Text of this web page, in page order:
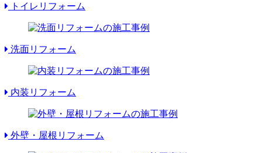
トイレリフォーム
洗面リフォーム
内装リフォーム
外壁・屋根リフォーム